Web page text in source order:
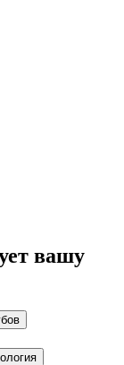
вашу